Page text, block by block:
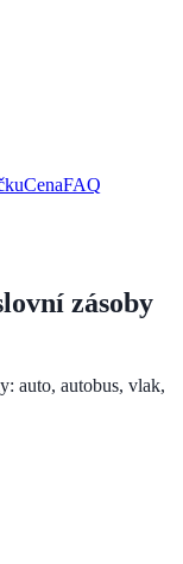
CenaFAQ
zásoby
auto, autobus, vlak,